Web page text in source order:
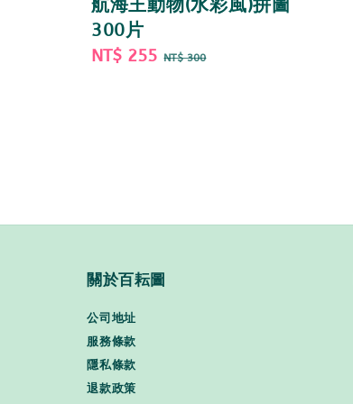
航海王動物(水彩風)拼圖
300片
Sale
NT$ 255 Regular
NT$ 300
關於百耘圖
公司地址
服務條款
隱私條款
退款政策